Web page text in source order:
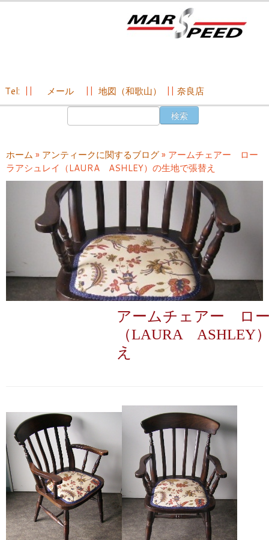
ン
ツ
へ
Tel: メール 地図（和歌山） 奈良店
ホーム » アンティークに関するブログ» アームチェアー ロー
ラアシュレイ（LAURA ASHLEY）の生地で張替え
アームチェアー ロ
（LAURA ASHLEY
え